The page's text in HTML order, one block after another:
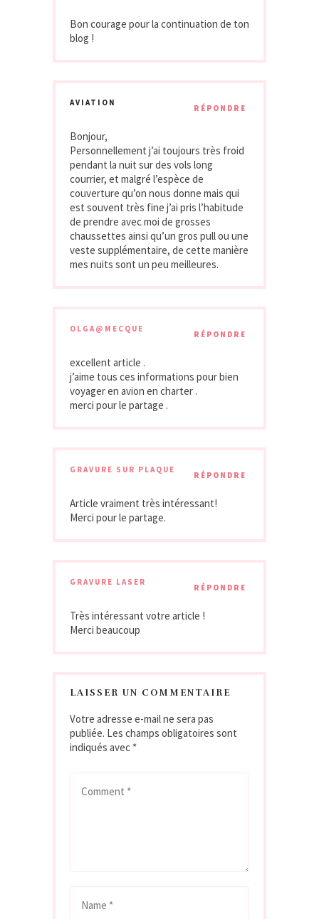
Bon courage pour la continuation de ton
blog !
AVIATION
RÉPONDRE
Bonjour,
Personnellement j’ai toujours très froid
pendant la nuit sur des vols long
courrier, et malgré l’espèce de
couverture qu’on nous donne mais qui
est souvent très fine j’ai pris l’habitude
de prendre avec moi de grosses
chaussettes ainsi qu’un gros pull ou une
veste supplémentaire, de cette manière
mes nuits sont un peu meilleures.
OLGA@MECQUE
RÉPONDRE
excellent article .
j’aime tous ces informations pour bien
voyager en avion en charter .
merci pour le partage .
GRAVURE SUR PLAQUE
RÉPONDRE
Article vraiment très intéressant!
Merci pour le partage.
GRAVURE LASER
RÉPONDRE
Très intéressant votre article !
Merci beaucoup
LAISSER UN COMMENTAIRE
Votre adresse e-mail ne sera pas
publiée. Les champs obligatoires sont
indiqués avec *